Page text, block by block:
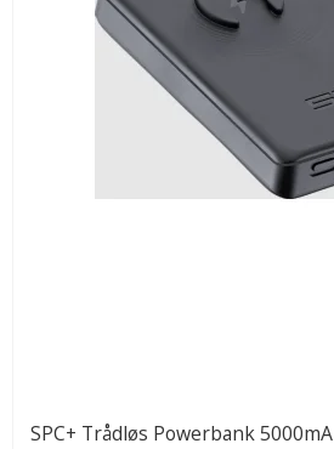
SPC+ Trådløs Powerbank 5000mA